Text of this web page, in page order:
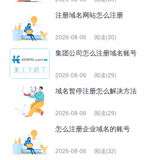
注册域名网站怎么注册
2026-08-06 阅读(30)
集团公司怎么注册域名账号
2026-08-06 阅读(29)
域名暂停注册怎么解决方法
2026-08-06 阅读(29)
怎么注册企业域名的账号
2026-08-06 阅读(32)